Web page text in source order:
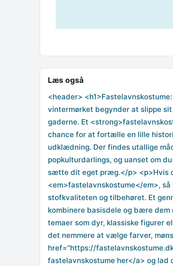
Læs også
<header>
vintermørket begynder at slippe
gaderne. Et
chance for at fortælle en lille
udklædning. Der findes utallige
popkulturdarlings, og uanset om
sætte dit eget præg.</p> <p>Hvis
<em>fastelavnskostume</em>,
stofkvaliteten og tilbehøret. Et
kombinere basisdele og bære
temaer som dyr, klassiske figurer
det nemmere at vælge farver,
href="https://
fastelavnskostume her</a> og lad